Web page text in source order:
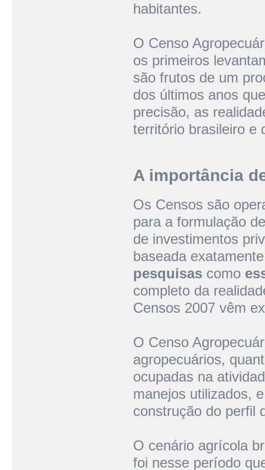
habitantes.
O Censo
os primeiros
são frutos de um
dos últimos anos
precisão, as
território brasileiro e
A importância
Os Censos são
para a formulação
de investimentos
baseada
pesquisas como
completo da
Censos 2007 vêm
O Censo
agropecuários,
ocupadas na
manejos utilizados,
construção do perfil
O cenário agrícola
foi nesse período